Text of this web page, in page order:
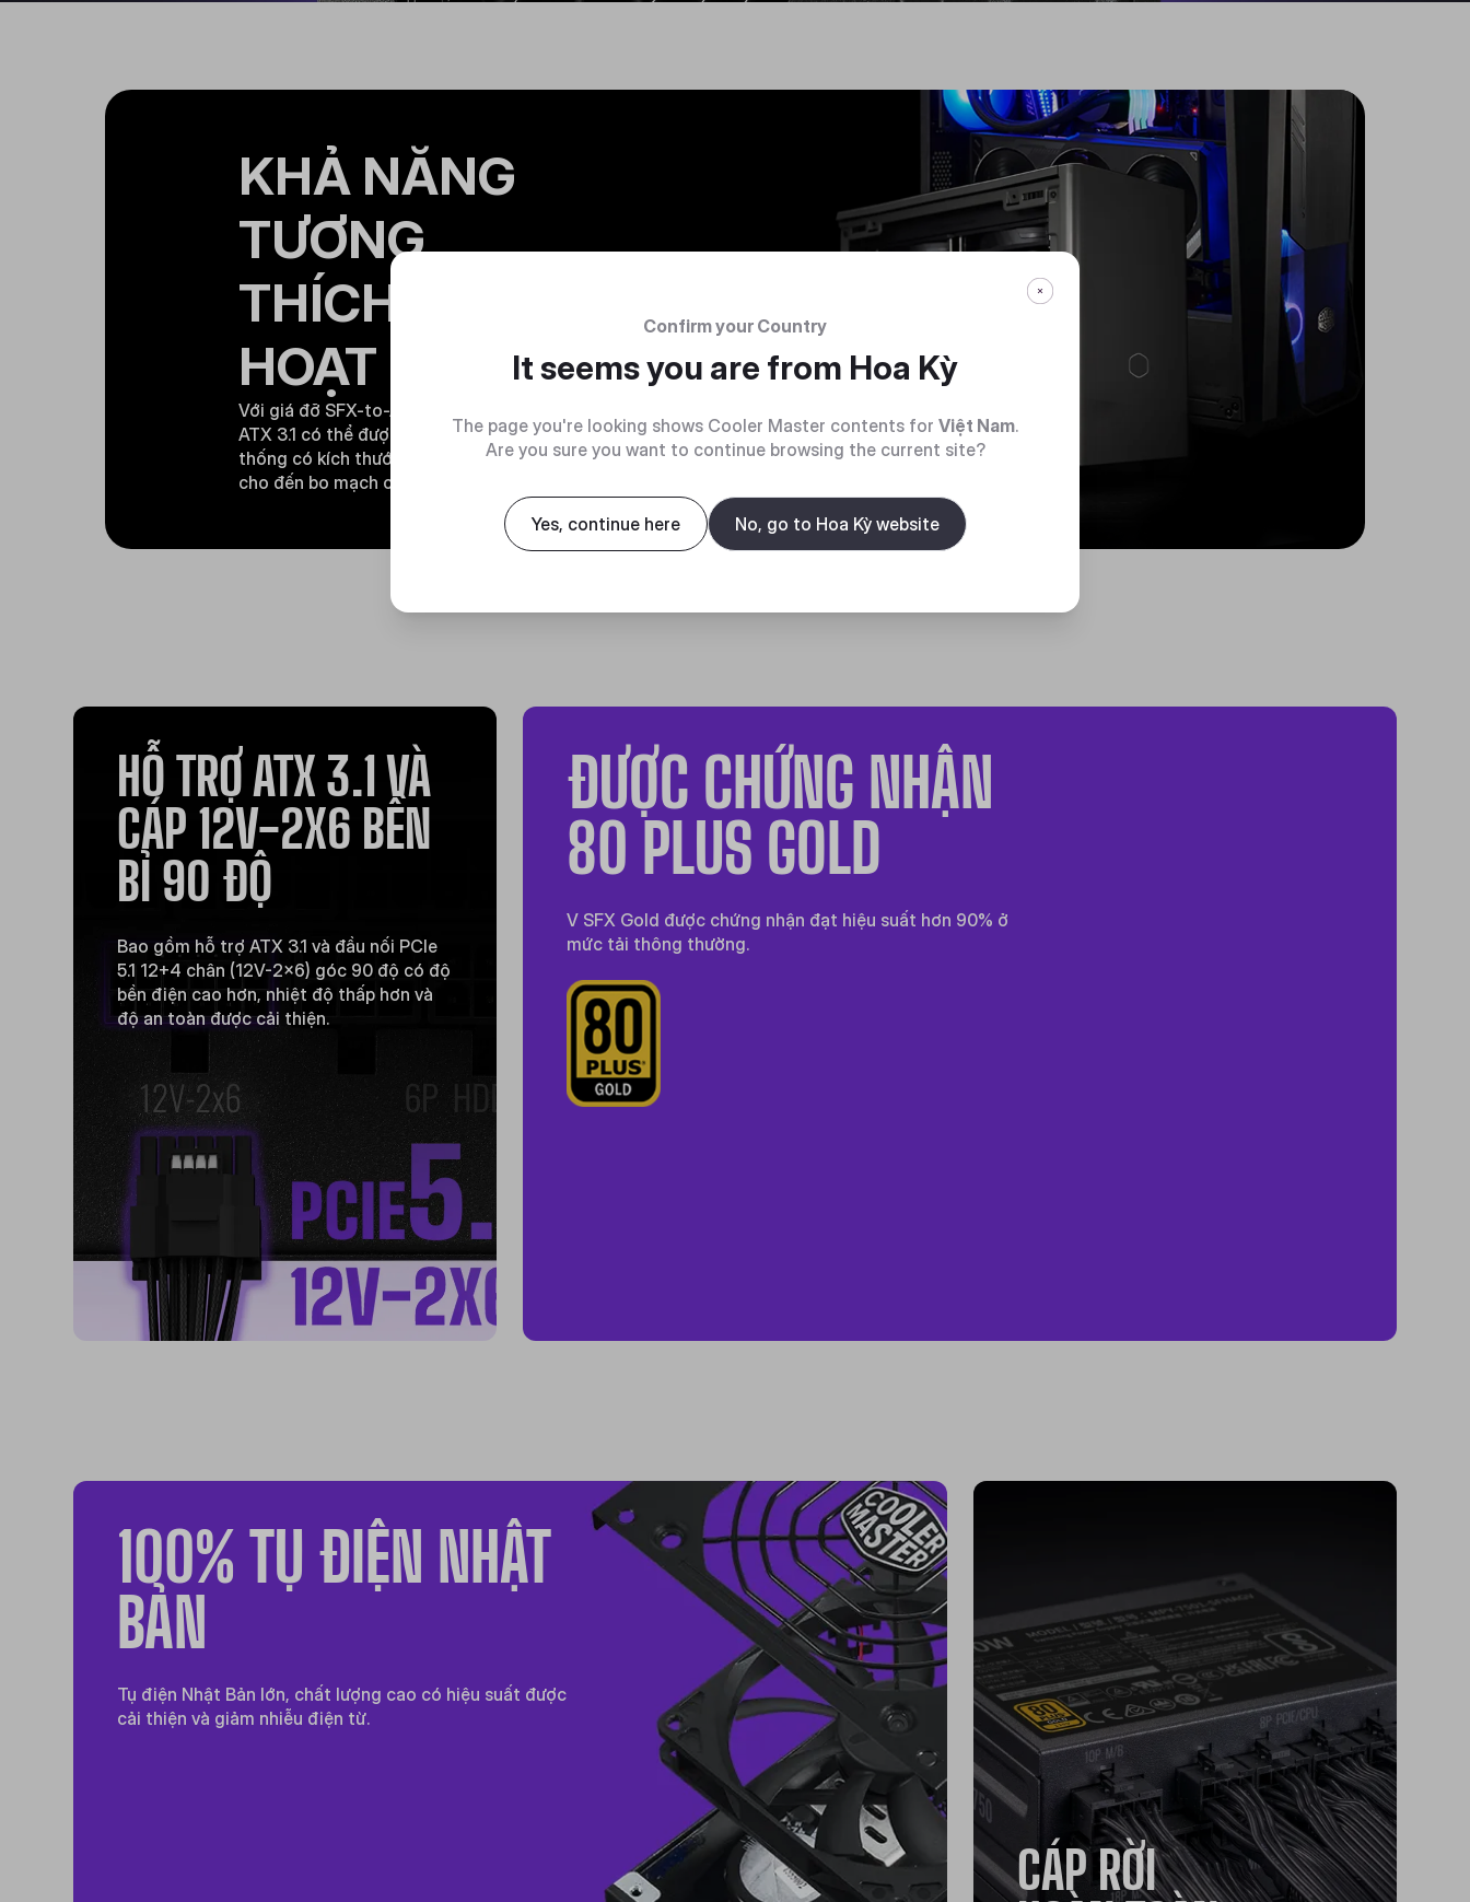
KHẢ NĂNG
TƯƠNG
THÍCH LINH
HOẠT
Với giá đỡ SFX-to-ATX đi kèm, V SFX Gold
ATX 3.1 có thể được sử dụng cho các hệ
thống có kích thước từ nhỏ như mini-ITX
cho đến bo mạch chủ E-ATX.
HỖ TRỢ ATX 3.1 VÀ
CÁP 12V-2X6 BỀN
BỈ 90 ĐỘ
Bao gồm hỗ trợ ATX 3.1 và đầu nối PCIe
5.1 12+4 chân (12V-2x6) góc 90 độ có độ
bền điện cao hơn, nhiệt độ thấp hơn và
độ an toàn được cải thiện.
ĐƯỢC CHỨNG NHẬN
80 PLUS GOLD
V SFX Gold được chứng nhận đạt hiệu suất hơn 90% ở
mức tải thông thường.
100% TỤ ĐIỆN NHẬT
BẢN
Tụ điện Nhật Bản lớn, chất lượng cao có hiệu suất được
cải thiện và giảm nhiễu điện từ.
CÁP RỜI
Confirm your Country
It seems you are from Hoa Kỳ
The page you're looking shows Cooler Master contents for Việt Nam.
Are you sure you want to continue browsing the current site?
Yes, continue here No, go to Hoa Kỳ website